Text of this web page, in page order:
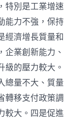
特別是工業增速
能力不強，保持
經濟增長質量和
企業創新能力、
級的壓力較大。
總量不大、質量
轉移支付政策調
較大。四是促進